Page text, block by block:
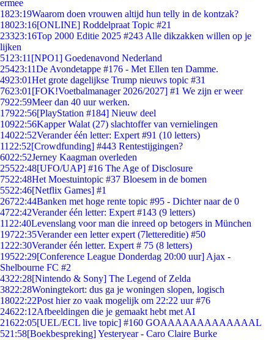
ermee
1823:19Waarom doen vrouwen altijd hun telly in de kontzak?
18023:16[ONLINE] Roddelpraat Topic #21
23323:16Top 2000 Editie 2025 #243 Alle dikzakken willen op je
lijken
51 23:11 [NPO1] Goedenavond Nederland
25423:11De Avondetappe #176 - Met Ellen ten Damme.
4923:01Het grote dagelijkse Trump nieuws topic #31
7623:01 [FOK!Voetbalmanager 2026/2027] #1 We zijn er weer
7922:59Meer dan 40 uur werken.
17922:56[PlayStation #184] Nieuw deel
10922:56Kapper Walat (27) slachtoffer van vernielingen
14022:52Verander één letter: Expert #91 (10 letters)
11 22:52[Crowdfunding] #443 Rentestijgingen?
6022:52Jerney Kaagman overleden
25522:48[UFO/UAP] #16 The Age of Disclosure
7522:48Het Moestuintopic #37 Bloesem in de bomen
5522:46[Netflix Games] #1
26722:44Banken met hoge rente topic #95 - Dichter naar de 0
4722:42Verander één letter: Expert #143 (9 letters)
11 22:40Levenslang voor man die inreed op betogers in München
19722:35Verander een letter expert (7lettereditie) #50
1222:30Verander één letter. Expert # 75 (8 letters)
19522:29[Conference League Donderdag 20:00 uur] Ajax -
Shelbourne FC #2
4322:28[Nintendo & Sony] The Legend of Zelda
3822:28Woningtekort: dus ga je woningen slopen, logisch
18022:22Post hier zo vaak mogelijk om 22:22 uur #76
24622:12Afbeeldingen die je gemaakt hebt met AI
21622:05[UEL/ECL live topic] #160 GOAAAAAAAAAAAAAL
521:58[Boekbespreking] Yesteryear - Caro Claire Burke